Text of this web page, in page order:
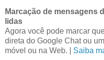
Marcação de mensagens
lidas
Agora você pode marcar
direta do Google Chat ou
móvel ou na Web. | Saiba